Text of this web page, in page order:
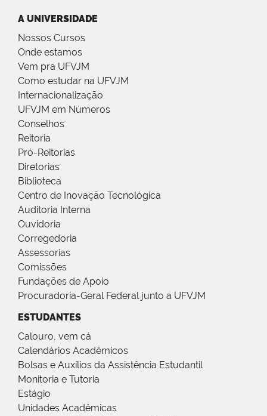
A UNIVERSIDADE
Nossos Cursos
Onde estamos
Vem pra UFVJM
Como estudar na UFVJM
Internacionalização
UFVJM em Números
Conselhos
Reitoria
Pró-Reitorias
Diretorias
Biblioteca
Centro de Inovação Tecnológica
Auditoria Interna
Ouvidoria
Corregedoria
Assessorias
Comissões
Fundações de Apoio
Procuradoria-Geral Federal junto a UFVJM
ESTUDANTES
Calouro, vem cá
Calendários Acadêmicos
Bolsas e Auxílios da Assistência Estudantil
Monitoria e Tutoria
Estágio
Unidades Acadêmicas